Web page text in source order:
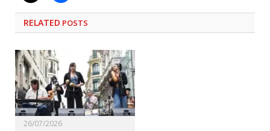
RELATED POSTS
26/07/2026